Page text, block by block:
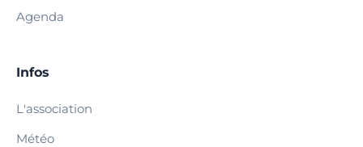
Agenda
Infos
L'association
Météo